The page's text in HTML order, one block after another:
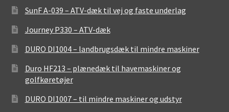
SunF A-039 – ATV-dæk til vej og faste underlag
Journey P330 – ATV-dæk
DURO DI1004 – landbrugsdæk til mindre maskiner
Duro HF213 – plænedæk til havemaskiner og
golfkøretøjer
DURO DI1007 – til mindre maskiner og udstyr